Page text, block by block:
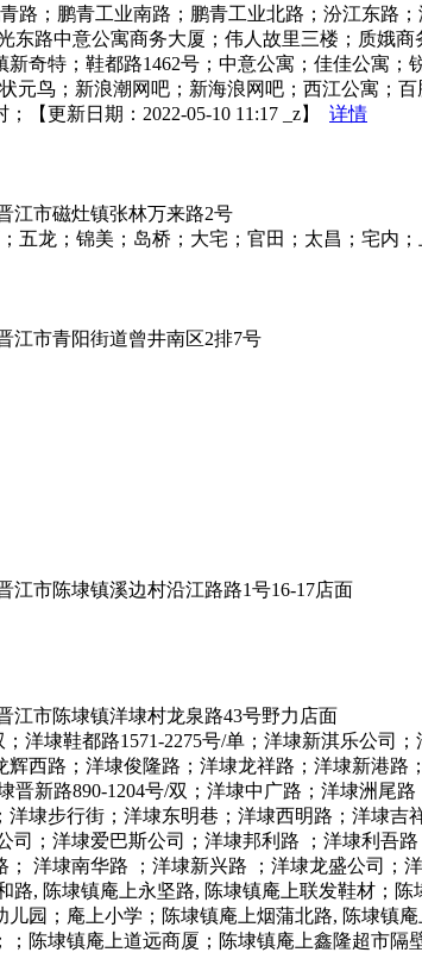
路；鹏青工业南路；鹏青工业北路；汾江东路
东路中意公寓商务大厦；伟人故里三楼；质娥
奇特；鞋都路1462号；中意公寓；佳佳公寓
元鸟；新浪潮网吧；新海浪网吧；西江公寓；
【更新日期：2022-05-10 11:17 _z】 详情
江市磁灶镇张林万来路2号
五龙；锦美；岛桥；大宅；官田；太昌；宅内；
江市青阳街道曾井南区2排7号
市陈埭镇溪边村沿江路路1号16-17店面
江市陈埭镇洋埭村龙泉路43号野力店面
洋埭鞋都路1571-2275号/单；洋埭新淇乐公
西路；洋埭俊隆路；洋埭龙祥路；洋埭新港
晋新路890-1204号/双；洋埭中广路；洋埭洲
埭步行街；洋埭东明巷；洋埭西明路；洋埭吉
司；洋埭爱巴斯公司；洋埭邦利路 ；洋埭利吾
洋埭南华路 ；洋埭新兴路 ；洋埭龙盛公司
路, 陈埭镇庵上永坚路, 陈埭镇庵上联发鞋材；
儿园；庵上小学；陈埭镇庵上烟蒲北路, 陈埭
陈埭镇庵上道远商厦；陈埭镇庵上鑫隆超市隔